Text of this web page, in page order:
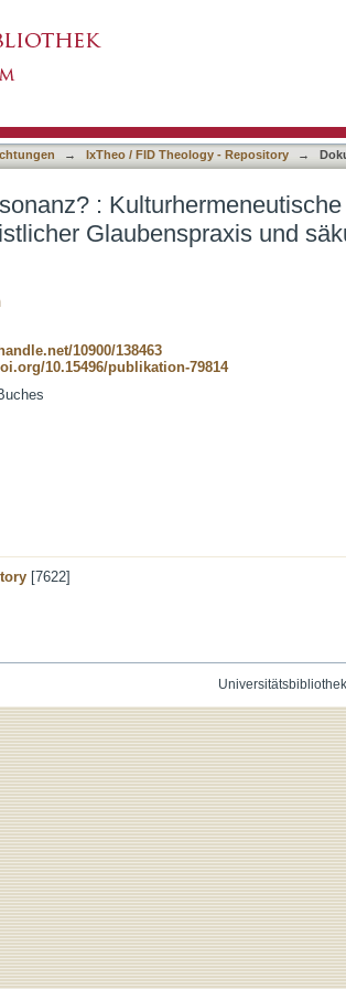
→ IxTheo / FID Theology - Repository →
:
Glaubenspraxis und
10900/138463
10.15496/publikation-79814
[7622]
Universitätsbibliothek